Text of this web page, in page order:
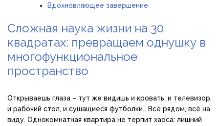
Вдохновляющее завершение
Сложная наука жизни на 30
квадратах: превращаем однушку в
многофункциональное
пространство
Открываешь глаза – тут же видишь и кровать, и телевизор,
и рабочий стол, и сушащиеся футболки… Всё рядом, всё на
виду. Однокомнатная квартира не терпит хаоса: лишний